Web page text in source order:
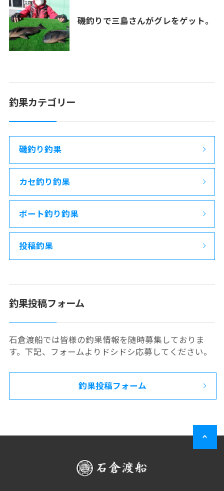
磯釣りで三島さんがグレをゲット。
釣果カテゴリー
磯釣り釣果
カセ釣り釣果
ボート釣り釣果
投稿釣果
釣果投稿フォーム
石倉渡船では皆様の釣果情報を随時募集しておりま
す。下記、フォームよりドシドシ応募してください。
釣果投稿フォーム